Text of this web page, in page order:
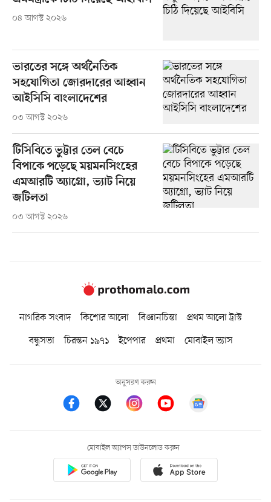
০৪ আগস্ট ২০২৬
ভারতের সঙ্গে অর্থনৈতিক
সহযোগিতা জোরদারের আহ্বান
আইসিসি বাংলাদেশের
০৩ আগস্ট ২০২৬
টিসিবিতে ভুট্টার তেল বেচে
বিপাকে পড়েছে ময়মনসিংহের
এমআরটি অ্যাগ্রো, ভ্যাট নিয়ে
জটিলতা
০৩ আগস্ট ২০২৬
নাগরিক সংবাদ কিশোর আলো বিজ্ঞানচিন্তা
প্রথম আলো ট্রাস্ট
বন্ধুসভা
চিরন্তন ১৯৭১ ইপেপার প্রথমা মোবাইল ভ্যাস
অনুসরণ করুন
মোবাইল অ্যাপস ডাউনলোড করুন